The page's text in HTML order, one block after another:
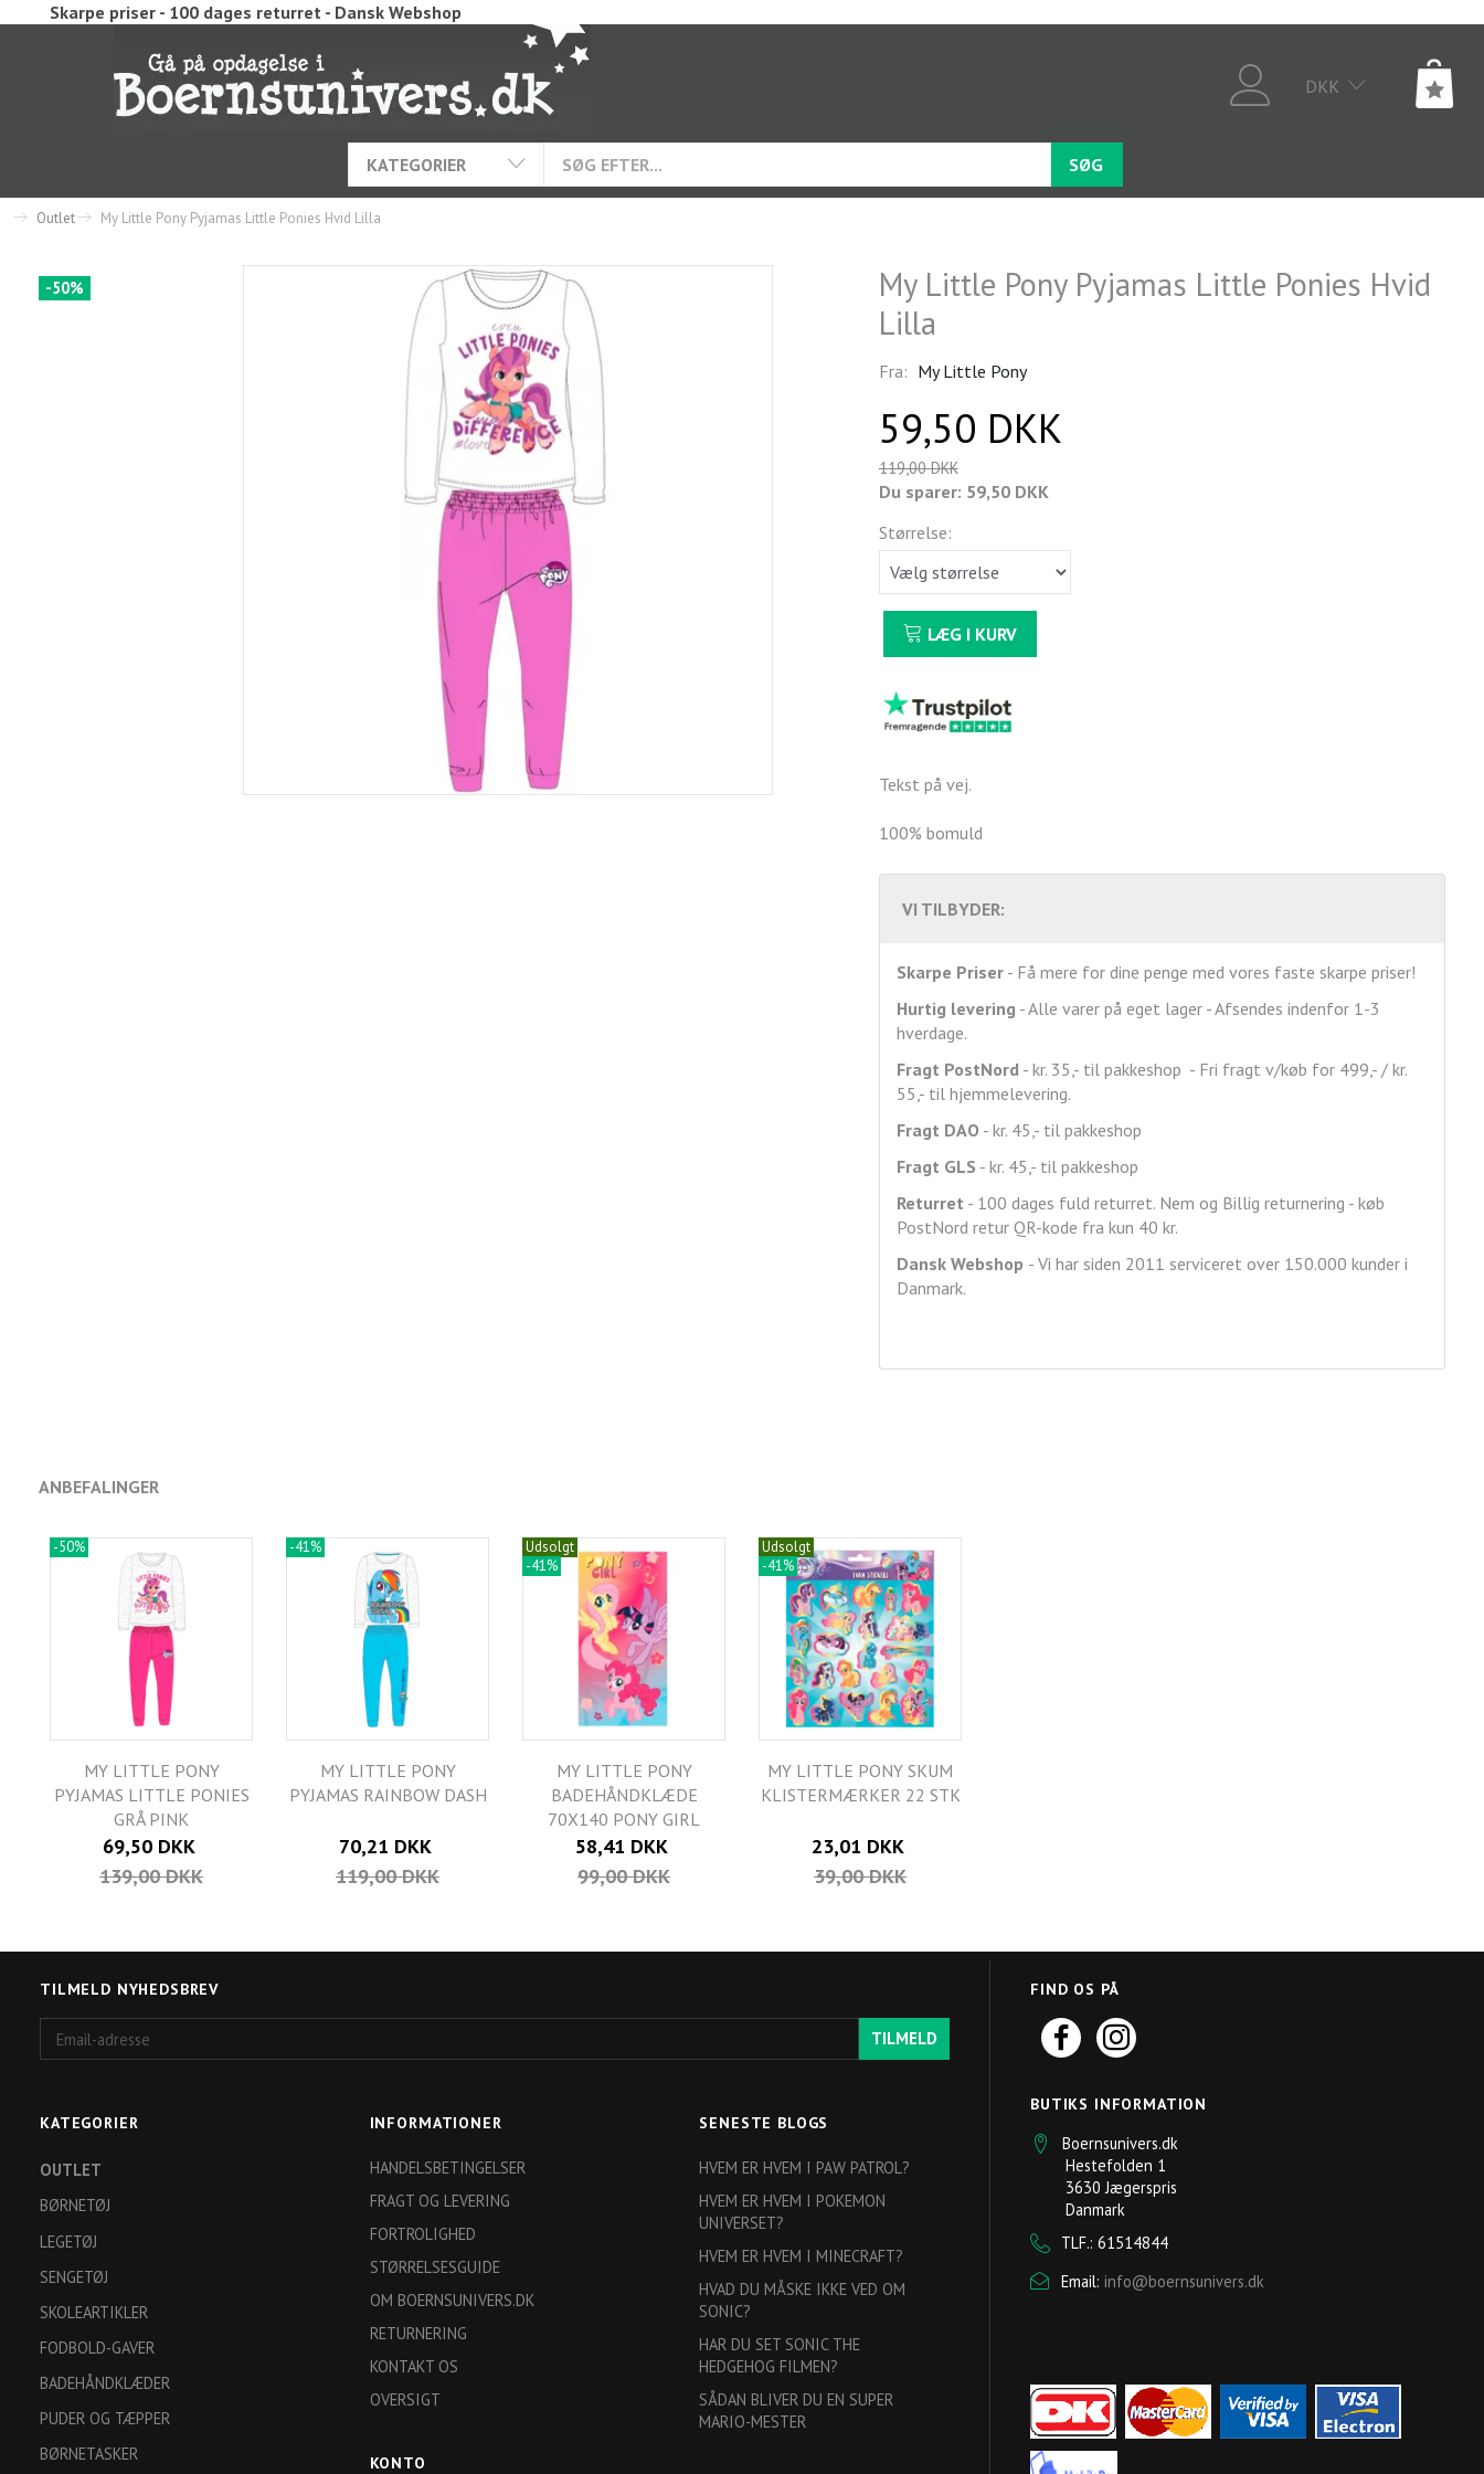
Skarpe priser - 100 dages returret - Dansk Webshop
DKK
KATEGORIER SØG
Outlet My Little Pony Pyjamas Little Ponies Hvid Lilla
-50%
My Little Pony Pyjamas Little Ponies Hvid
Lilla
Fra: My Little Pony
59,50 DKK
119,00 DKK
Du sparer: 59,50 DKK
Størrelse:
LÆG I KURV
Tekst på vej.
100% bomuld
VI TILBYDER:
Skarpe Priser- Få mere for dine penge med vores faste skarpe priser!
Hurtig levering - Alle varer på eget lager - Afsendes indenfor 1-3
hverdage.
Fragt PostNord- kr. 35,- til pakkeshop - Fri fragt v/køb for 499,- / kr.
55,- til hjemmelevering.
Fragt DAO - kr. 45,- til pakkeshop
Fragt GLS - kr. 45,- til pakkeshop
Returret - 100 dages fuld returret. Nem og Billig returnering - køb
PostNord retur QR-kode fra kun 40 kr.
Dansk Webshop - Vi har siden 2011 serviceret over 150.000 kunder i
Danmark.
ANBEFALINGER
-50%
MY LITTLE PONY
PYJAMAS LITTLE PONIES
GRÅ PINK
69,50 DKK
139,00 DKK
-41%
MY LITTLE PONY
PYJAMAS RAINBOW DASH
70,21 DKK
119,00 DKK
Udsolgt
-41%
MY LITTLE PONY
BADEHÅNDKLÆDE
70X140 PONY GIRL
58,41 DKK
99,00 DKK
Udsolgt
-41%
MY LITTLE PONY SKUM
KLISTERMÆRKER 22 STK
23,01 DKK
39,00 DKK
TILMELD NYHEDSBREV
adresse
TILMELD
KATEGORIER
OUTLET
BØRNETØJ
LEGETØJ
SENGETØJ
SKOLEARTIKLER
FODBOLD-GAVER
BADEHÅNDKLÆDER
PUDER OG TÆPPER
BØRNETASKER
INFORMATIONER
HANDELSBETINGELSER
FRAGT OG LEVERING
FORTROLIGHED
STØRRELSESGUIDE
OM BOERNSUNIVERS.DK
RETURNERING
KONTAKT OS
OVERSIGT
KONTO
SENESTE BLOGS
HVEM ER HVEM I PAW PATROL?
HVEM ER HVEM I POKEMON
UNIVERSET?
HVEM ER HVEM I MINECRAFT?
HVAD DU MÅSKE IKKE VED OM
SONIC?
HAR DU SET SONIC THE
HEDGEHOG FILMEN?
SÅDAN BLIVER DU EN SUPER
MARIO-MESTER
FIND OS PÅ
BUTIKS INFORMATION
Boernsunivers.dk
Hestefolden 1
3630 Jægerspris
Danmark
TLF.: 61514844
Email: info@boernsunivers.dk